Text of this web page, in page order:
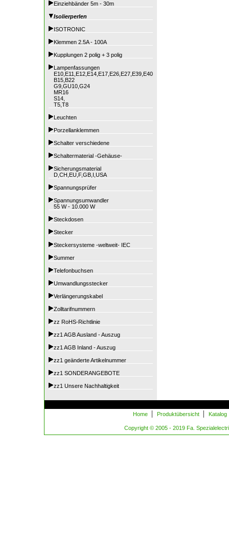
Einziehbänder 5m - 30m
Isolierperlen
ISOTRONIC
Klemmen 2.5A - 100A
Kupplungen 2 polig + 3 polig
Lampenfassungen
E10,E11,E12,E14,E17,E26,E27,E39,E40
B15,B22
G9,GU10,G24
MR16
S14,
T5,T8
Leuchten
Porzellanklemmen
Schalter verschiedene
Schaltermaterial -Gehäuse-
Sicherungsmaterial
D,CH,EU,F,GB,I,USA
Spannungsprüfer
Spannungsumwandler
55 W - 10.000 W
Steckdosen
Stecker
Steckersysteme -weltweit- IEC
Summer
Telefonbuchsen
Umwandlungsstecker
Verlängerungskabel
Zolltarifnummern
zz RoHS-Richtlinie
zz1 AGB Ausland - Auszug
zz1 AGB Inland - Auszug
zz1 geänderte Artikelnummer
zz1 SONDERANGEBOTE
zz1 Unsere Nachhaltigkeit
Home | Produktübersicht | Katalog
Copyright © 2005 - 2019 Fa.